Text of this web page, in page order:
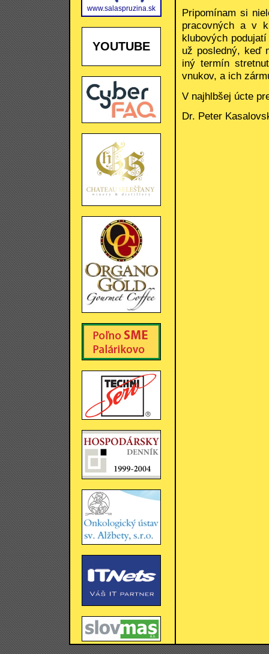
www.salaspruzina.sk
YOUTUBE
Pripomínam si
pracovných a v
klubových
už posledný, keď
iný termín
vnukov, a ich
V najhlbšej úcte
Dr. Peter